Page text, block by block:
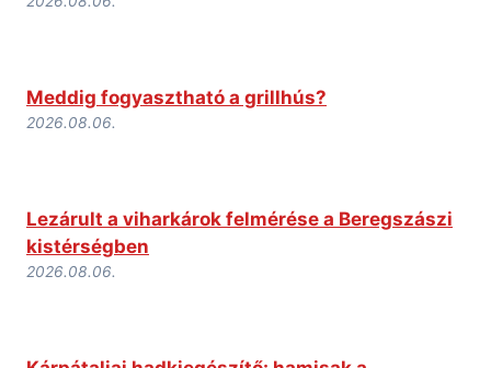
Meddig fogyasztható a grillhús?
2026.08.06.
Lezárult a viharkárok felmérése a Beregszászi
kistérségben
2026.08.06.